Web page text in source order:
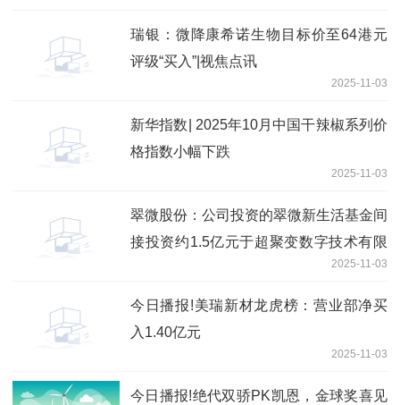
瑞银：微降康希诺生物目标价至64港元
评级“买入”|视焦点讯
2025-11-03
新华指数| 2025年10月中国干辣椒系列价
格指数小幅下跌
2025-11-03
翠微股份：公司投资的翠微新生活基金间
接投资约1.5亿元于超聚变数字技术有限
2025-11-03
今日播报!美瑞新材龙虎榜：营业部净买
入1.40亿元
2025-11-03
今日播报!绝代双骄PK凯恩，金球奖喜见